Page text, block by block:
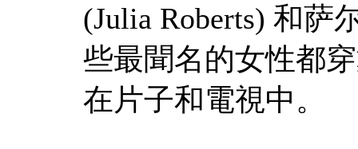
(Julia Roberts) 和萨
些最聞名的女性都
在片子和電視中。